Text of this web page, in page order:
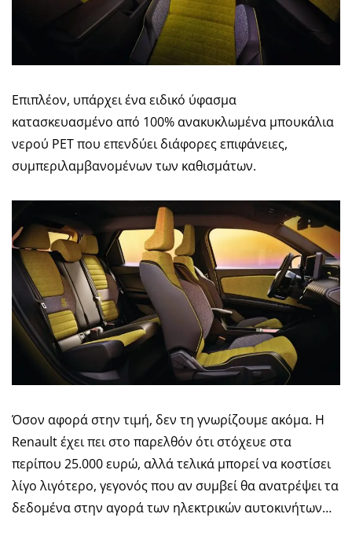
Επιπλέον, υπάρχει ένα ειδικό ύφασμα
κατασκευασμένο από 100% ανακυκλωμένα μπουκάλια
νερού PET που επενδύει διάφορες επιφάνειες,
συμπεριλαμβανομένων των καθισμάτων.
Όσον αφορά στην τιμή, δεν τη γνωρίζουμε ακόμα. Η
Renault έχει πει στο παρελθόν ότι στόχευε στα
περίπου 25.000 ευρώ, αλλά τελικά μπορεί να κοστίσει
λίγο λιγότερο, γεγονός που αν συμβεί θα ανατρέψει τα
δεδομένα στην αγορά των ηλεκτρικών αυτοκινήτων…